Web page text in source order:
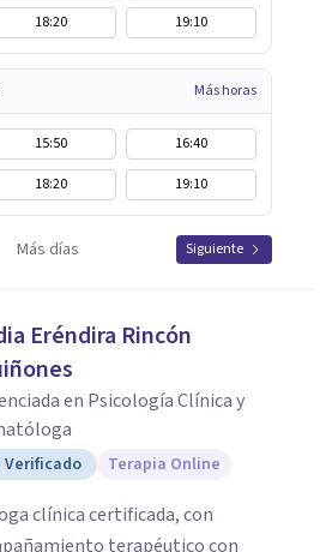
18:20 19:10
Más horas
15:50
16:40
18:20 19:10
Más días Siguiente
Eréndira Rincón
en Psicología Clínica y
Verificado Terapia Online
clínica certificada, con
terapéutico con